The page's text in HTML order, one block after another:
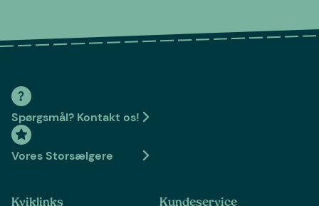
Spørgsmål? Kontakt os!
Vores Storsælgere
Kviklinks Kundeservice